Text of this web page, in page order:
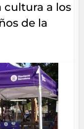
cultura a los
de la